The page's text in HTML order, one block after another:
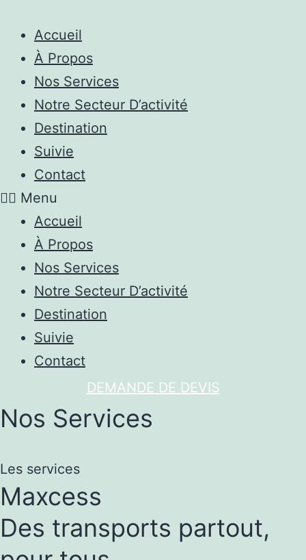
Accueil
À Propos
Nos Services
Notre Secteur D’activité
Destination
Suivie
Contact
Menu
Accueil
À Propos
Nos Services
Notre Secteur D’activité
Destination
Suivie
Contact
DEMANDE DE DEVIS
Nos Services
Les services
Maxcess
Des transports partout,